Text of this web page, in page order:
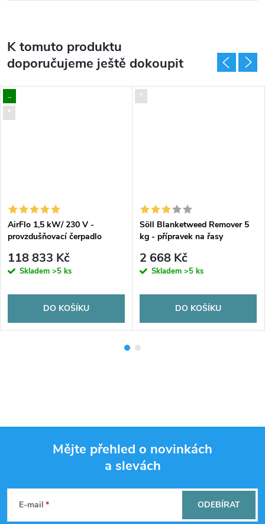
K tomuto produktu
doporučujeme ještě dokoupit
..
*
AirFlo 1,5 kW/ 230 V -
provzdušňovací čerpadlo
118 833 Kč
Skladem >5 ks
DO KOŠÍKU
*
Söll Blanketweed Remover 5
kg - přípravek na řasy
2 668 Kč
Skladem >5 ks
DO KOŠÍKU
Mějte přehled o novinkách
a slevách
E-mail ODEBÍRAT